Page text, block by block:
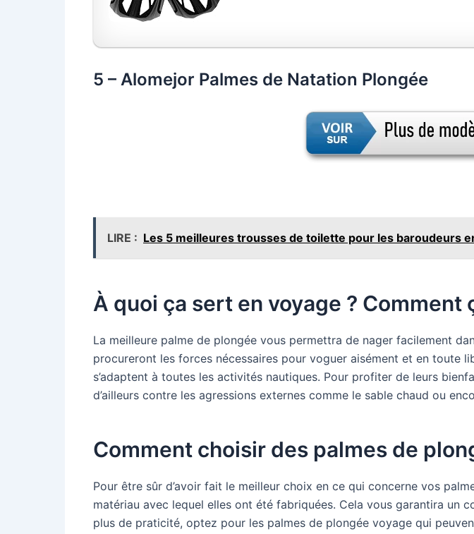
5 – Alomejor Palmes de Natation Plongée
LIRE : Les 5 meilleures trousses de toilette pour les baroudeurs
À quoi ça sert en voyage ? Comment
La meilleure palme de plongée vous permettra de nager facilement
procureront les forces nécessaires pour voguer aisément et en toute
s’adaptent à toutes les activités nautiques. Pour profiter de leurs
d’ailleurs contre les agressions externes comme le sable chaud ou
Comment choisir des palmes de
Pour être sûr d’avoir fait le meilleur choix en ce qui concerne vos
matériau avec lequel elles ont été fabriquées. Cela vous garantira un
plus de praticité, optez pour les palmes de plongée voyage qui